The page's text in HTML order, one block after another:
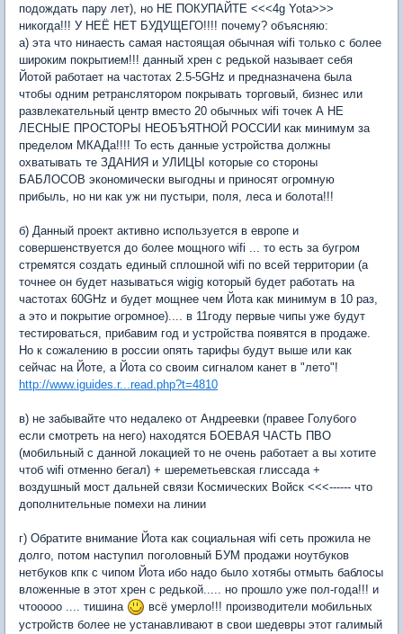
подождать пару лет), но НЕ ПОКУПАЙТЕ <<<4g Yota>>>
никогда!!! У НЕЁ НЕТ БУДУЩЕГО!!!! почему? объясняю:
а) эта что нинаесть самая настоящая обычная wifi только с более
широким покрытием!!! данный хрен с редькой называет себя
Йотой работает на частотах 2.5-5GHz и предназначена была
чтобы одним ретранслятором покрывать торговый, бизнес или
развлекательный центр вместо 20 обычных wifi точек А НЕ
ЛЕСНЫЕ ПРОСТОРЫ НЕОБЪЯТНОЙ РОССИИ как минимум за
пределом МКАДа!!!! То есть данные устройства должны
охватывать те ЗДАНИЯ и УЛИЦЫ которые со стороны
БАБЛОСОВ экономически выгодны и приносят огромную
прибыль, но ни как уж ни пустыри, поля, леса и болота!!!
б) Данный проект активно используется в европе и
совершенствуется до более мощного wifi ... то есть за бугром
стремятся создать единый сплошной wifi по всей территории (а
точнее он будет называться wigig который будет работать на
частотах 60GHz и будет мощнее чем Йота как минимум в 10 раз,
а это и покрытие огромное).... в 11году первые чипы уже будут
тестироваться, прибавим год и устройства появятся в продаже.
Но к сожалению в россии опять тарифы будут выше или как
сейчас на Йоте, а Йота со своим сигналом канет в "лето"!
http://www.iguides.r...read.php?t=4810
в) не забывайте что недалеко от Андреевки (правее Голубого
если смотреть на него) находятся БОЕВАЯ ЧАСТЬ ПВО
(мобильный с данной локацией то не очень работает а вы хотите
чтоб wifi отменно бегал) + шереметьевская глиссада +
воздушный мост дальней связи Космических Войск <<<------ что
дополнительные помехи на линии
г) Обратите внимание Йота как социальная wifi сеть прожила не
долго, потом наступил поголовный БУМ продажи ноутбуков
нетбуков кпк с чипом Йота ибо надо было хотябы отмыть баблосы
вложенные в этот хрен с редькой..... но прошло уже пол-года!!! и
чтооооо .... тишина
всё умерло!!! производители мобильных
устройств более не устанавливают в свои шедевры этот галимый